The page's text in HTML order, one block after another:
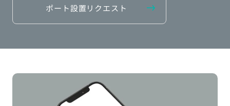
ポート設置リクエスト